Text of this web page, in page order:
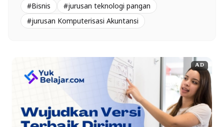
#Bisnis
#jurusan teknologi pangan
#jurusan Komputerisasi Akuntansi
AD